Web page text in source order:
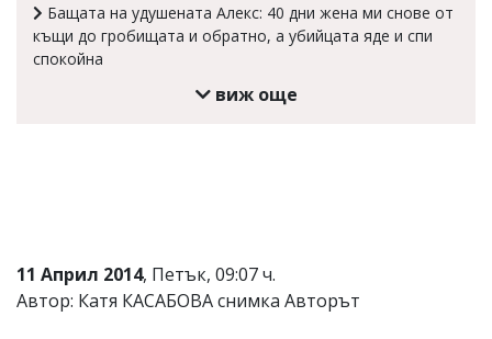
коментар,
моля
сигнализирайте
Бащата на удушената Алекс: 40 дни жена ми снове от
къщи до гробищата и обратно, а убийцата яде и спи
спокойна
виж още
11 Април 2014, Петък, 09:07 ч.
Автор: Катя КАСАБОВА снимка Авторът